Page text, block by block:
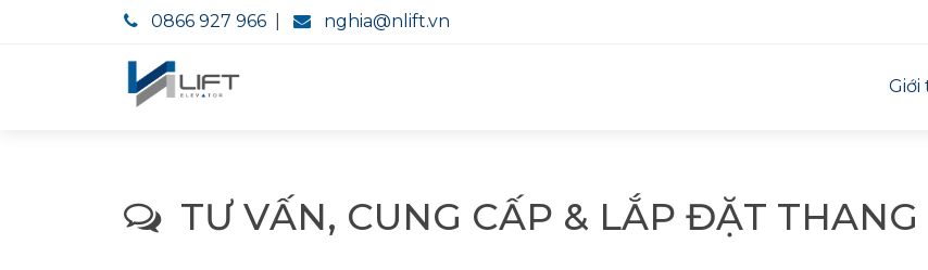
0866 927 966 nghia@nlift.vn
Giới
TƯ VẤN, CUNG CẤP & LẮP ĐẶT THANG